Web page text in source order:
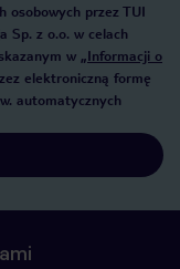
osobowych przez TUI
Sp. z o.o. w celach
w „Informacji o
elektroniczną formę
automatycznych